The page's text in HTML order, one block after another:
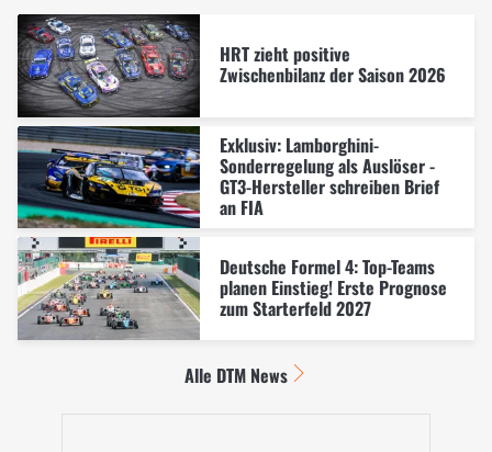
HRT zieht positive
Zwischenbilanz der Saison 2026
Exklusiv: Lamborghini-
Sonderregelung als Auslöser -
GT3-Hersteller schreiben Brief
an FIA
Deutsche Formel 4: Top-Teams
planen Einstieg! Erste Prognose
zum Starterfeld 2027
Alle DTM News